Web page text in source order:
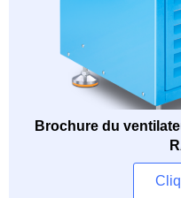
Brochure du